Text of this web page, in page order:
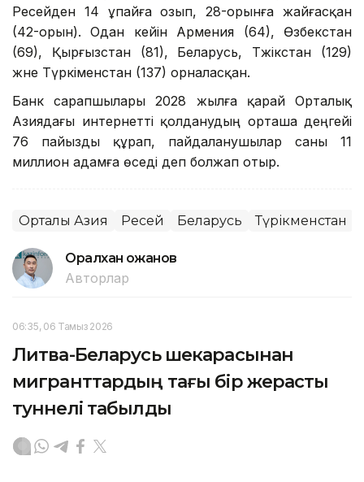
Ресейден 14 ұпайға озып, 28-орынға жайғасқан
(42-орын). Одан кейін Армения (64), Өзбекстан
(69), Қырғызстан (81), Беларусь, Тәжікстан (129)
және Түркіменстан (137) орналасқан.
Банк сарапшылары 2028 жылға қарай Орталық
Азиядағы интернетті қолданудың орташа деңгейі
76 пайызды құрап, пайдаланушылар саны 11
миллион адамға өседі деп болжап отыр.
Орталық Азия Ресей Беларусь Түрікменстан
Оралхан Қожанов
Авторлар
06:35, 06 Тамыз 2026
Литва-Беларусь шекарасынан
мигранттардың тағы бір жерасты
туннелі табылды